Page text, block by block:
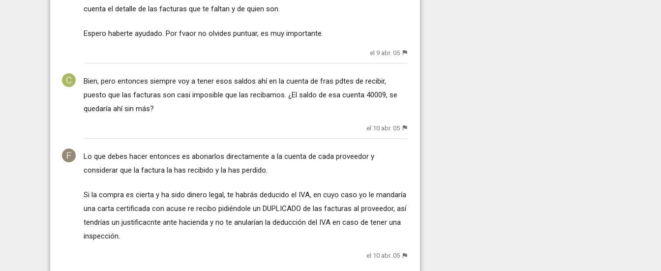
cuenta el detalle de las facturas que te faltan y de quien son.
Espero haberte ayudado. Por fvaor no olvides puntuar, es muy importante.
el 9 abr. 05
Bien, pero entonces siempre voy a tener esos saldos ahí en la cuenta de fras pdtes de recibir,
puesto que las facturas son casi imposible que las recibamos. ¿El saldo de esa cuenta 40009, se
quedaría ahí sin más?
el 10 abr. 05
Lo que debes hacer entonces es abonarlos directamente a la cuenta de cada proveedor y
considerar que la factura la has recibido y la has perdido.
Si la compra es cierta y ha sido dinero legal, te habrás deducido el IVA, en cuyo caso yo le mandaría
una carta certificada con acuse re recibo pidiéndole un DUPLICADO de las facturas al proveedor, así
tendrías un justificacnte ante hacienda y no te anularían la deducción del IVA en caso de tener una
inspección.
el 10 abr. 05